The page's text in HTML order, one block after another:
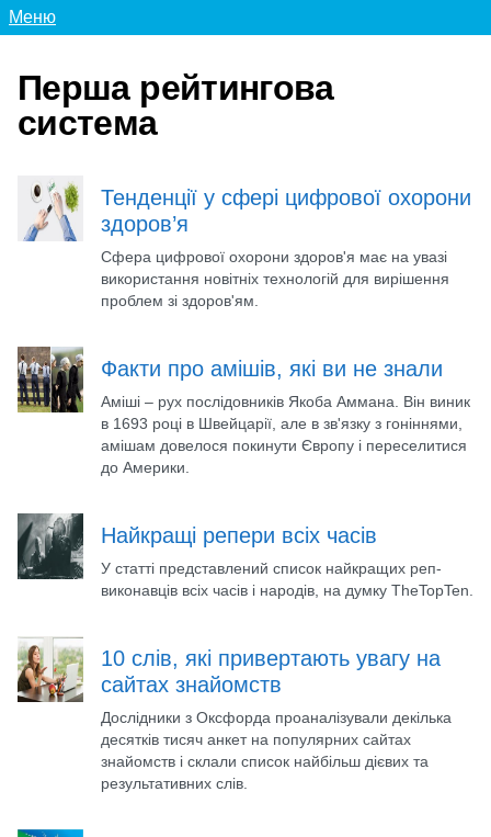
Меню
Перша рейтингова
система
Тенденції у сфері цифрової охорони
здоров’я
Сфера цифрової охорони здоров'я має на увазі
використання новітніх технологій для вирішення
проблем зі здоров'ям.
Факти про амішів, які ви не знали
Аміші – рух послідовників Якоба Аммана. Він виник
в 1693 році в Швейцарії, але в зв'язку з гоніннями,
амішам довелося покинути Європу і переселитися
до Америки.
Найкращі репери всіх часів
У статті представлений список найкращих реп-
виконавців всіх часів і народів, на думку TheTopTen.
10 слів, які привертають увагу на
сайтах знайомств
Дослідники з Оксфорда проаналізували декілька
десятків тисяч анкет на популярних сайтах
знайомств і склали список найбільш дієвих та
результативних слів.